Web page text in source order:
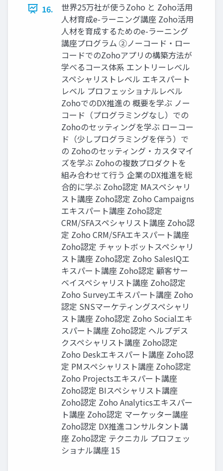
16.
世界25万社が使うZoho と Zoho活用
人材育成e-ラーニング講座 Zoho活用
人材を育成するためのe-ラーニング
講座プログラム ②ノーコード・ロー
コードでのZohoアプリの構築方法が
学べるコース体系 エントリーレベル
スペシャリストレベル エキスパート
レベル プロフェッショナルレベル
ZohoでのDX推進の 概要を学ぶ ノー
コード（プログラミングなし）での
Zohoのセッティングを学ぶ ローコー
ド（少しプログラミングを伴う）で
の Zohoのセッティング・カスタマイ
ズを学ぶ Zohoの複数プロダクトを
組み合わせて行う 企業のDX推進を総
合的に学ぶ Zoho認定 MAスペシャリ
スト講座 Zoho認定 Zoho Campaigns
エキスパート講座 Zoho認定
CRM/SFAスペシャリスト講座 Zoho認
定 Zoho CRM/SFAエキスパート講座
Zoho認定 チャットボットスペシャリ
スト講座 Zoho認定 Zoho SalesIQエ
キスパート講座 Zoho認定 顧客サー
ベイスペシャリスト講座 Zoho認定
Zoho Surveyエキスパート講座 Zoho
認定 SNSマーケティングスペシャリ
スト講座 Zoho認定 Zoho Socialエキ
スパート講座 Zoho認定 ヘルプデス
クスペシャリスト講座 Zoho認定
Zoho Deskエキスパート講座 Zoho認
定 PMスペシャリスト講座 Zoho認定
Zoho Projectsエキスパート講座
Zoho認定 BIスペシャリスト講座
Zoho認定 Zoho Analyticsエキスパー
ト講座 Zoho認定 マーケッター講座
Zoho認定 DX推進コンサルタント講
座 Zoho認定 テクニカル プロフェッ
ショナル講座 15